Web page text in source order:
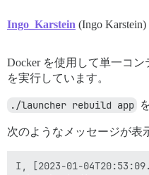
Ingo_Karstein (Ingo Karstein)
Docker を使用して単一コン
を実行しています。
./launcher rebuild app
次のようなメッセージが表
I, [2023-01-